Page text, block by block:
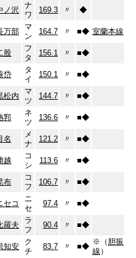
ノ沢
ナ
ワ
169.3 〃 ◆
万部
マ
ン
164.7 〃 ■◆ 室蘭本線
股
フ
タ
156.1 〃 ■◆
岱
タ
イ
150.1 〃 ■◆
松内
マ
ツ
144.7 〃 ■◆
郛
ネ
ツ
136.6 〃 ■◆
名
メ
ナ
121.2 〃 ■◆
越
コ
シ
113.6 〃 ■◆
布
コ
フ
106.7 〃 ■◆
セコ
ニ
セ
97.4 〃 ■◆
羅夫
ラ
フ
90.4 〃 ■◆
知安
ク
チ
83.7 〃 ■◆
※（ 胆振
線 ）